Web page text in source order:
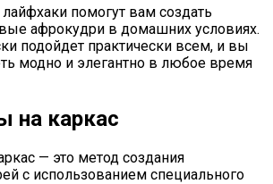
помогут вам создать
афрокудри в домашних условиях.
подойдет практически всем, и вы
модно и элегантно в любое время
на каркас
— это метод создания
с использованием специального